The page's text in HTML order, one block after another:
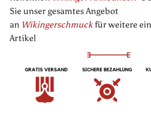
Sie unser gesamtes Angebot
an Wikingerschmuckfür weitere
Artikel